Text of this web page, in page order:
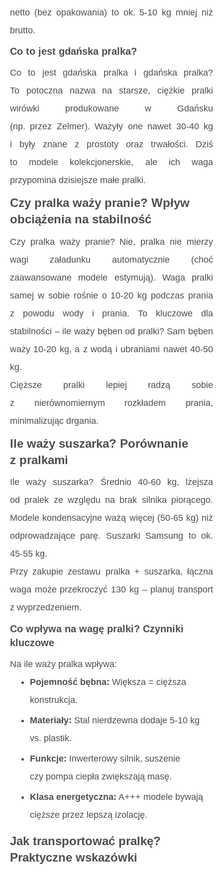
netto (bez opakowania) to ok. 5-10 kg mniej niż
brutto.
Co to jest gdańska pralka?
Co to jest gdańska pralkai gdańska pralka?
To potoczna nazwa na starsze, ciężkie pralki
wirówki produkowane w Gdańsku
(np. przez Zelmer). Ważyły one nawet 30-40 kg
i były znane z prostoty oraz trwałości. Dziś
to modele kolekcjonerskie, ale ich waga
przypomina dzisiejsze małe pralki.
Czy pralka waży pranie? Wpływ
obciążenia na stabilność
Czy pralka waży pranie? Nie, pralka nie mierzy
wagi załadunku automatycznie (choć
zaawansowane modele estymują). Waga pralki
samej w sobie rośnie o 10-20 kg podczas prania
z powodu wody i prania. To kluczowe dla
stabilności – ile waży bęben od pralki? Sam bęben
waży 10-20 kg, a z wodą i ubraniami nawet 40-50
kg.
Cięższe pralki lepiej radzą sobie
z nierównomiernym rozkładem prania,
minimalizując drgania.
Ile waży suszarka? Porównanie
z pralkami
Ile waży suszarka? Średnio 40-60 kg, lżejsza
od pralek ze względu na brak silnika piorącego.
Modele kondensacyjne ważą więcej (50-65 kg) niż
odprowadzające parę. Suszarki Samsung to ok.
45-55 kg.
Przy zakupie zestawu pralka + suszarka, łączna
waga może przekroczyć 130 kg – planuj transport
z wyprzedzeniem.
Co wpływa na wagę pralki? Czynniki
kluczowe
Na ile waży pralka wpływa:
Pojemność bębna: Większa = cięższa
konstrukcja.
Materiały: Stal nierdzewna dodaje 5-10 kg
vs. plastik.
Funkcje: Inwerterowy silnik, suszenie
czy pompa ciepła zwiększają masę.
Klasa energetyczna: A+++ modele bywają
cięższe przez lepszą izolację.
Jak transportować pralkę?
Praktyczne wskazówki